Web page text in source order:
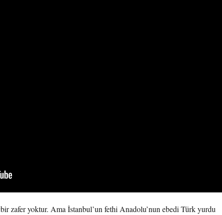
zafer yoktur. Ama İstanbul’un fethi Anadolu’nun ebedi Türk yurdu